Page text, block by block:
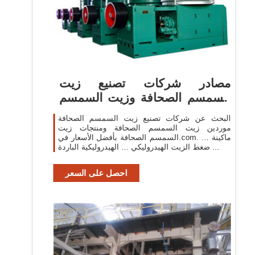
مصادر شركات تصنيع زيت
السمسم الصحافة وزيت السمسم
البحث عن شركات تصنيع زيت السمسم الصحافة
موردين زيت السمسم الصحافة ومنتجات زيت
السمسم الصحافة بأفضل الأسعار في.com. ... ماكينة
ضغط الزيت الهيدروليكي ... الهيدروليكية الباردة ...
احصل على السعر